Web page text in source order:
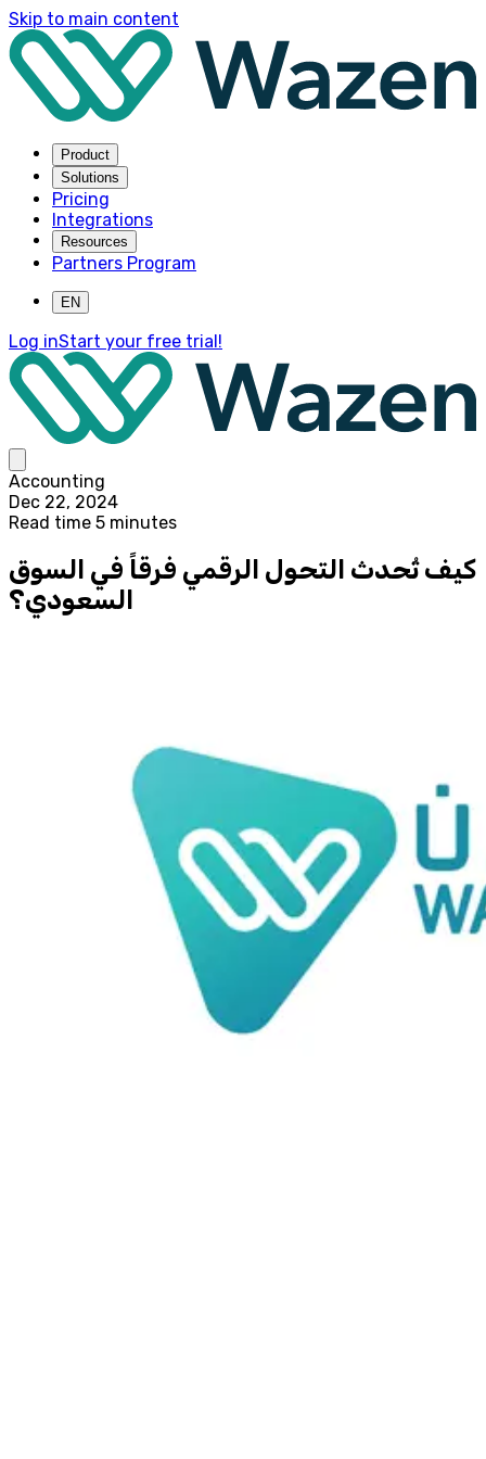
Skip to main content
Product
Solutions
Pricing
Integrations
Resources
Partners Program
EN
Log inStart your free trial!
Accounting
Dec 22, 2024
Read time 5 minutes
كيف تُحدث التحول الرقمي فرقاً في السوق
السعودي؟